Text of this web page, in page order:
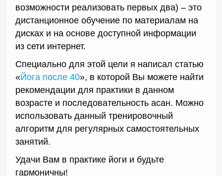
возможности реализовать первых два) – это
дистанционное обучение по материалам на
дисках и на основе доступной информации
из сети интернет.
Специально для этой цели я написал статью
«Йога после 40», в которой Вы можете найти
рекомендации для практики в данном
возрасте и последовательность асан. Можно
использовать данный тренировочный
алгоритм для регулярных самостоятельных
занятий.
Удачи Вам в практике йоги и будьте
гармоничны!